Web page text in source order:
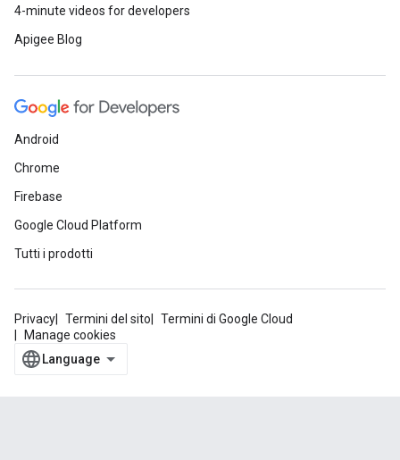
4-minute videos for developers
Apigee Blog
Android
Chrome
Firebase
Google Cloud Platform
Tutti i prodotti
Privacy Termini del sito
Termini di Google Cloud
Manage cookies